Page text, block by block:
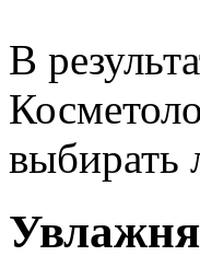
В
выбирать